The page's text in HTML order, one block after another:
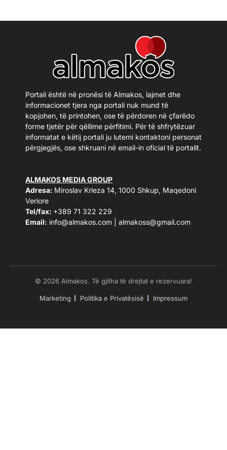
Portali është në pronësi të Almakos, lajmet dhe
informacionet tjera nga portali nuk mund të
kopjohen, të printohen, ose të përdoren në çfarëdo
forme tjetër për qëllime përfitimi. Për të shfrytëzuar
informatat e këtij portali ju lutemi kontaktoni personat
përgjegjës, ose shkruani në email-in oficial të portalit.
ALMAKOS MEDIA GROUP
Adresa: Miroslav Krleza 14, 1000 Shkup, Maqedoni
Veriore
Tel/fax: +389 71 322 229
Email: info@almakos.com almakoss@gmail.com
© 2026 Almakos. Të gjitha të drejtat e rezervuara!
Marketing Politika e Privatësisë Impressum